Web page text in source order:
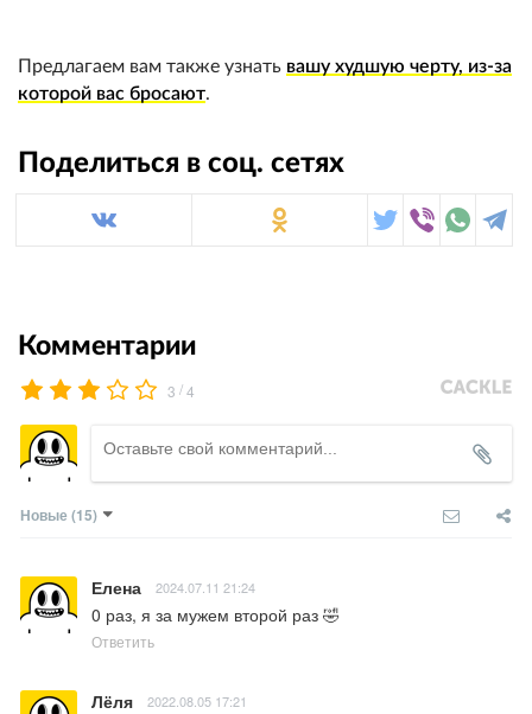
Предлагаем вам также узнать вашу худшую черту, из-за
которой вас бросают.
Поделиться в соц. сетях
Комментарии
3 /4
Новые (15)
Елена 2024.07.11 21:24
0 раз, я за мужем второй раз 🤣
Ответить
Лёля 2022.08.05 17:21